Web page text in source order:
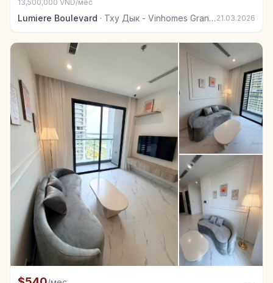
13,500,000 VND/мес
Lumiere Boulevard · Тху Дык - Vinhomes Grand Park 21.03.2026
Квартира в аренду в Тху Дык - Vinhomes Grand